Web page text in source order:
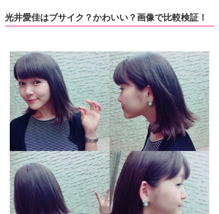
光井愛佳はブサイク？かわいい？画像で比較検証！